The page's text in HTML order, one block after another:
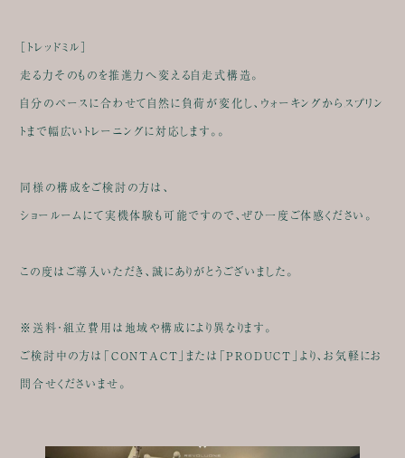
［トレッドミル］
走る力そのものを推進力へ変える自走式構造。
自分のペースに合わせて自然に負荷が変化し、ウォーキングからスプリン
トまで幅広いトレーニングに対応します。。
同様の構成をご検討の方は、
ショールームにて実機体験も可能ですので、ぜひ一度ご体感ください。
この度はご導入いただき、誠にありがとうございました。
※送料・組立費用は地域や構成により異なります。
ご検討中の方は「CONTACT」または「PRODUCT」より、お気軽にお
問合せくださいませ。